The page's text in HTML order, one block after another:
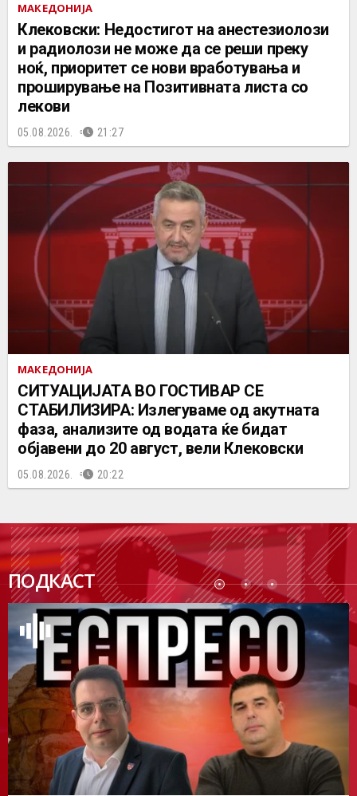
МАКЕДОНИЈА
Клековски: Недостигот на анестезиолози
и радиолози не може да се реши преку
ноќ, приоритет се нови вработувања и
проширување на Позитивната листа со
лекови
05.08.2026. 21:27
МАКЕДОНИЈА
СИТУАЦИЈАТА ВО ГОСТИВАР СЕ
СТАБИЛИЗИРА: Излегуваме од акутната
фаза, анализите од водата ќе бидат
објавени до 20 август, вели Клековски
05.08.2026. 20:22
ПОДКАСТ
ПОДК
АСТ